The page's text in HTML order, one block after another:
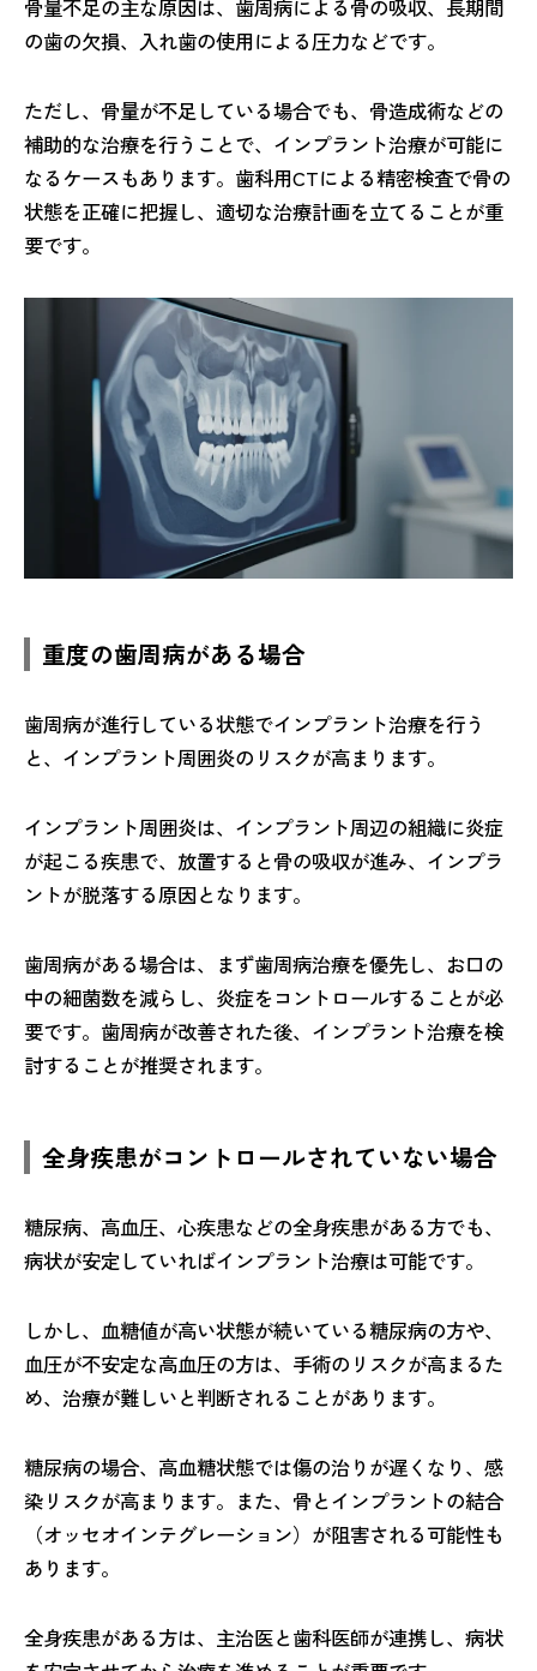
骨量不足の主な原因は、歯周病による骨の吸収、長期間
の歯の欠損、入れ歯の使用による圧力などです。
ただし、骨量が不足している場合でも、骨造成術などの
補助的な治療を行うことで、インプラント治療が可能に
なるケースもあります。歯科用CTによる精密検査で骨の
状態を正確に把握し、適切な治療計画を立てることが重
要です。
重度の歯周病がある場合
歯周病が進行している状態でインプラント治療を行う
と、インプラント周囲炎のリスクが高まります。
インプラント周囲炎は、インプラント周辺の組織に炎症
が起こる疾患で、放置すると骨の吸収が進み、インプラ
ントが脱落する原因となります。
歯周病がある場合は、まず歯周病治療を優先し、お口の
中の細菌数を減らし、炎症をコントロールすることが必
要です。歯周病が改善された後、インプラント治療を検
討することが推奨されます。
全身疾患がコントロールされていない場合
糖尿病、高血圧、心疾患などの全身疾患がある方でも、
病状が安定していればインプラント治療は可能です。
しかし、血糖値が高い状態が続いている糖尿病の方や、
血圧が不安定な高血圧の方は、手術のリスクが高まるた
め、治療が難しいと判断されることがあります。
糖尿病の場合、高血糖状態では傷の治りが遅くなり、感
染リスクが高まります。また、骨とインプラントの結合
（オッセオインテグレーション）が阻害される可能性も
あります。
全身疾患がある方は、主治医と歯科医師が連携し、病状